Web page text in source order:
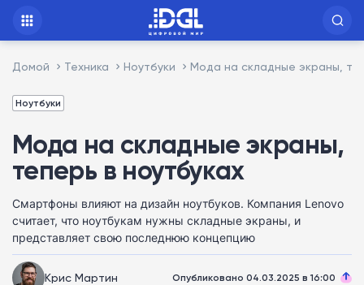
Домой Техника Ноутбуки Мода на складные экраны,
Ноутбуки
Мода на складные экраны,
теперь в ноутбуках
Смартфоны влияют на дизайн ноутбуков. Компания Lenovo
считает, что ноутбукам нужны складные экраны, и
представляет свою последнюю концепцию
Крис Мартин Опубликовано 04.03.2025 в 16:00